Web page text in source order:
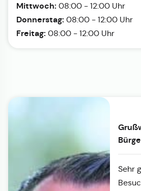
Mittwoch: 08:00 - 12:00 Uhr
Donnerstag: 08:00 - 12:00 Uhr
Freitag: 08:00 - 12:00 Uhr
Sehr